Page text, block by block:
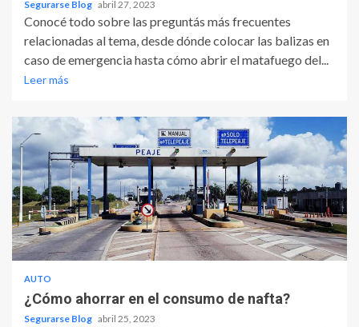
Segurarse Blog abril 27, 2023
Conocé todo sobre las preguntás más frecuentes
relacionadas al tema, desde dónde colocar las balizas en
caso de emergencia hasta cómo abrir el matafuego del...
Leer más
AUTO
¿Cómo ahorrar en el consumo de nafta?
Segurarse Blog abril 25, 2023